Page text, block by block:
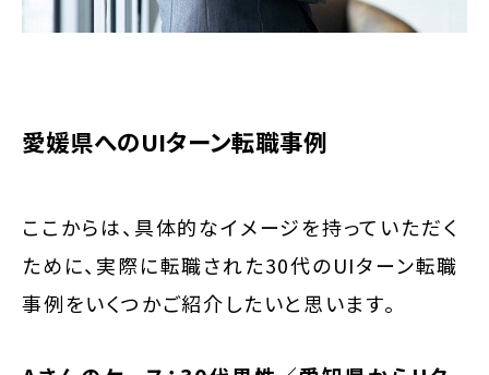
愛媛県へのUIターン転職事例
ここからは、具体的なイメージを持っていただく
ために、実際に転職された30代のUIターン転職
事例をいくつかご紹介したいと思います。